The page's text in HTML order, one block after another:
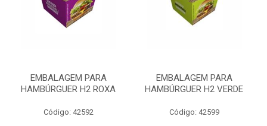
EMBALAGEM PARA
HAMBÚRGUER H2 ROXA
Código: 42592
EMBALAGEM PARA
HAMBÚRGUER H2 VERDE
Código: 42599